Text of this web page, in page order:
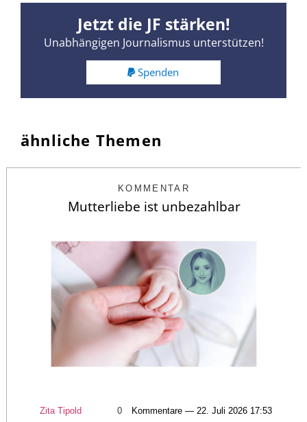
Jetzt die JF stärken!
Unabhängigen Journalismus unterstützen!
Spenden
ähnliche Themen
KOMMENTAR
Mutterliebe ist unbezahlbar
Zita Tipold 0 Kommentare — 22. Juli 2026 17:53